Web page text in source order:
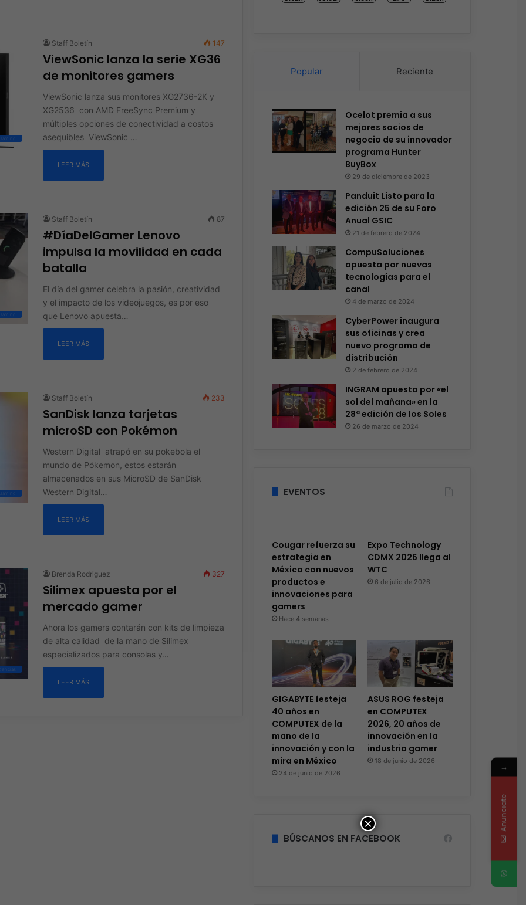
Staff Boletín 147
ViewSonic lanza la serie XG36
de monitores gamers
ViewSonic lanza sus monitores XG2736-2K y
XG2536 con AMD FreeSync Premium y
múltiples opciones de conectividad a costos
asequibles ViewSonic …
LEER MÁS
Staff Boletín 87
#DíaDelGamer Lenovo
impulsa la movilidad en cada
batalla
El día del gamer celebra la pasión, creatividad
y el impacto de los videojuegos, es por eso
que Lenovo apuesta…
LEER MÁS
Staff Boletín 233
SanDisk lanza tarjetas
microSD con Pokémon
Western Digital atrapó en su pokebola el
mundo de Pókemon, estos estarán
almacenados en sus MicroSD de SanDisk
Western Digital…
LEER MÁS
Brenda Rodriguez 327
Silimex apuesta por el
mercado gamer
Ahora los gamers contarán con kits de limpieza
de alta calidad de la mano de Silimex
especializados para consolas y…
LEER MÁS
Popular Reciente
Ocelot premia a sus
mejores socios de
negocio de su innovador
programa Hunter
BuyBox
29 de diciembre de 2023
Panduit Listo para la
edición 25 de su Foro
Anual GSIC
21 de febrero de 2024
CompuSoluciones
apuesta por nuevas
tecnologías para el
canal
4 de marzo de 2024
CyberPower inaugura
sus oficinas y crea
nuevo programa de
distribución
2 de febrero de 2024
INGRAM apuesta por «el
sol del mañana» en la
28ª edición de los Soles
26 de marzo de 2024
EVENTOS
Cougar refuerza su
estrategia en
México con nuevos
productos e
innovaciones para
gamers
Hace 4 semanas
Expo Technology
CDMX 2026 llega al
WTC
6 de julio de 2026
GIGABYTE festeja
40 años en
COMPUTEX de la
mano de la
innovación y con la
mira en México
24 de junio de 2026
ASUS ROG festeja
en COMPUTEX
2026, 20 años de
innovación en la
industria gamer
18 de junio de 2026
BÚSCANOS EN FACEBOOK
×
→
Anunciate